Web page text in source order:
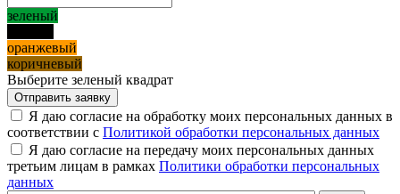
зеленый
оранжевый
коричневый
Выберите зеленый квадрат
Я даю согласие на обработку моих персональных данных в
соответствии с Политикой обработки персональных данных
Я даю согласие на передачу моих персональных данных
третьим лицам в рамках Политики обработки персональных
данных